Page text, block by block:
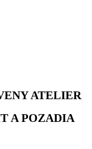
ATELIER
A POZADIA